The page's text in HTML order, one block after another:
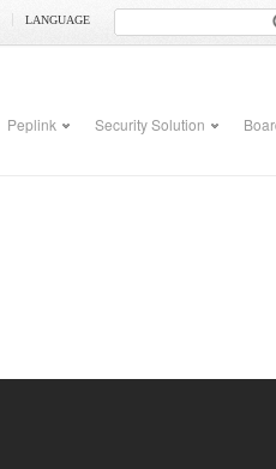
LANGUAGE
Peplink Security Solution